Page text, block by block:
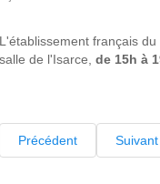
L'établissement français
salle de l'Isarce, de 15h à
Précédent Suivant